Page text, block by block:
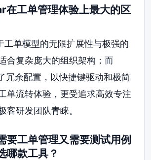
工单管理体验上最大的区
工单模型的无限扩展性与极强的
合复杂庞大的组织架构；而
冗余配置，以快捷键驱动和极简
单流转体验，更受追求高效专注
客研发团队青睐。
要工单管理又需要测试用例
哪款工具？